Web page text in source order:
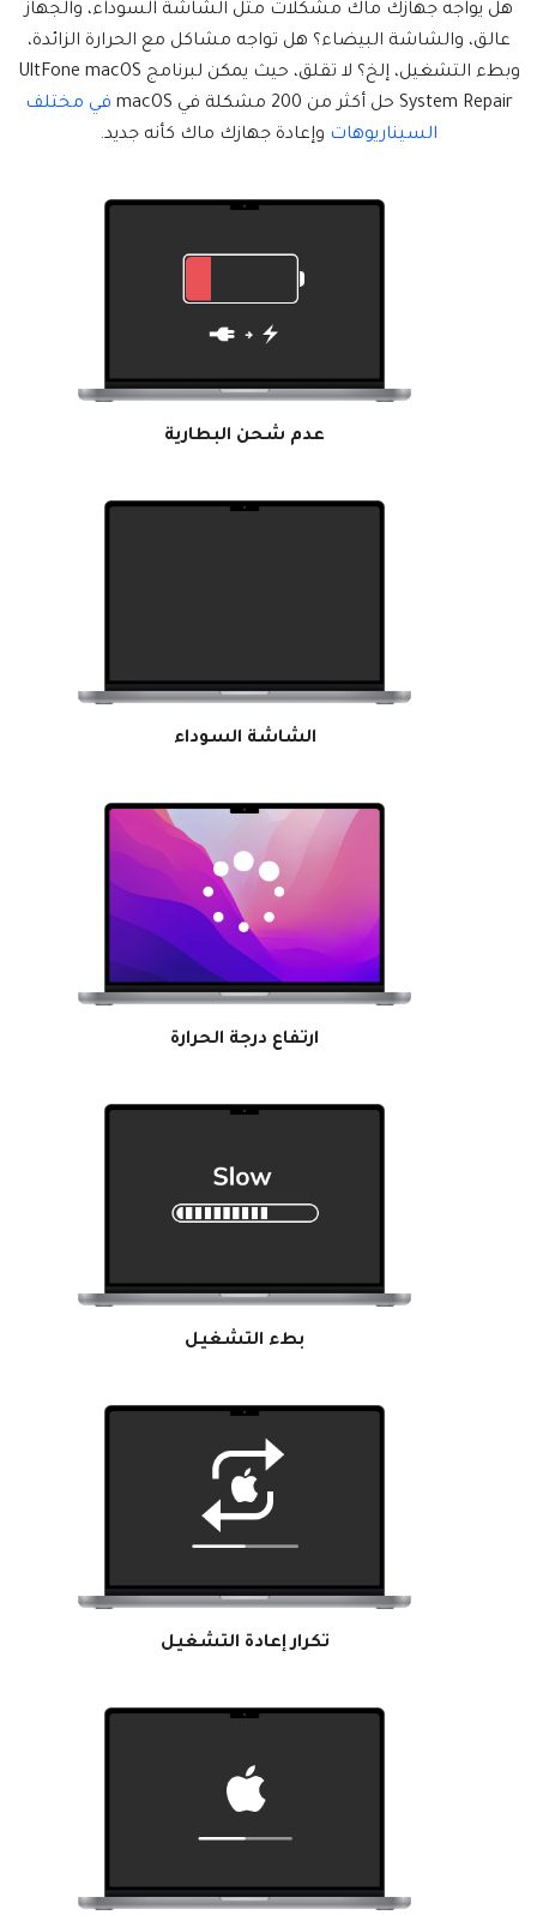
هل يواجه جهازك ماك مشكلات مثل الشاشة السوداء، والجهاز
عالق، والشاشة البيضاء؟ هل تواجه مشاكل مع الحرارة الزائدة،
وبطء التشغيل، إلخ؟ لا تقلق، حيث يمكن لبرنامج UltFone macOS
System Repair حل أكثر من 200 مشكلة في macOS
في مختلف
السيناريوهات وإعادة جهازك ماك كأنه جديد.
عدم شحن البطارية
الشاشة السوداء
ارتفاع درجة الحرارة
بطء التشغيل
تكرار إعادة التشغيل